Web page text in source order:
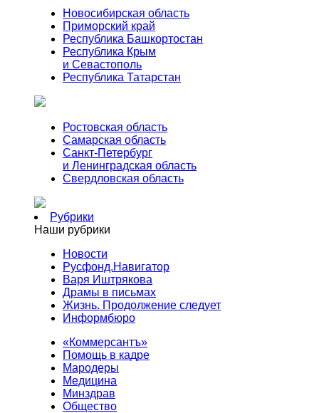
Новосибирская область
Приморский край
Республика Башкортостан
Республика Крым
и Севастополь
Республика Татарстан
Ростовская область
Самарская область
Санкт-Петербург
и Ленинградская область
Свердловская область
Рубрики
Наши рубрики
Новости
Русфонд.Навигатор
Варя Иштрякова
Драмы в письмах
Жизнь. Продолжение следует
Информбюро
«Коммерсантъ»
Помощь в кадре
Мародеры
Медицина
Минздрав
Общество